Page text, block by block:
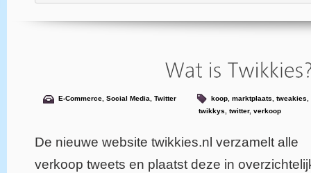
E-Commerce, Social Media, Twitter koop, marktplaats, tweakies,
twikkys, twitter, verkoop
De nieuwe website twikkies.nl verzamelt alle
verkoop tweets en plaatst deze in